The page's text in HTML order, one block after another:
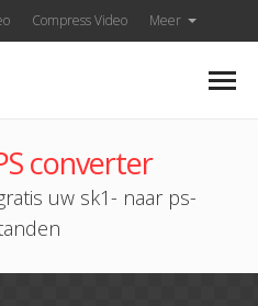
Compress Video Meer
converter
uw sk1- naar ps-